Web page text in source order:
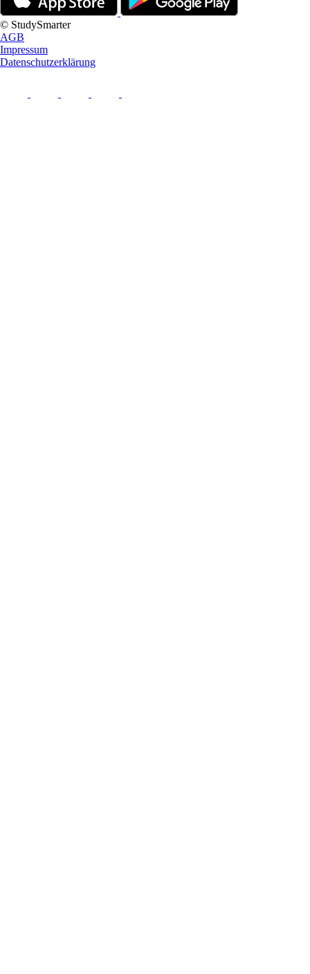
© StudySmarter
AGB
Impressum
Datenschutzerklärung